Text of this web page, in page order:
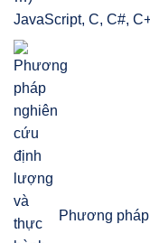
JavaScript, C, C#,
Phương